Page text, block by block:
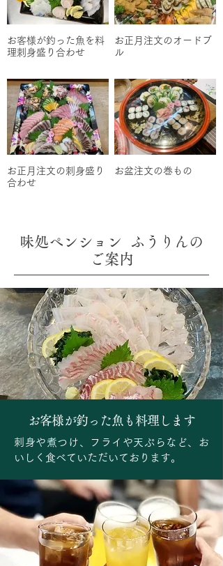
お客様が釣った魚を料
理刺身盛り合わせ
お正月注文のオードブ
ル
お正月注文の刺身盛り
合わせ
お盆注文の巻もの
味処ペンション ふうりんの
ご案内
お客様が釣った魚も料理します
刺身や煮つけ、フライや天ぷらなど、お
いしく食べていただいております。